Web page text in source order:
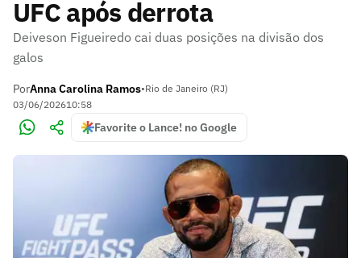
UFC após derrota
Deiveson Figueiredo cai duas posições na divisão dos
galos
PorAnna Carolina Ramos•Rio de Janeiro (RJ)
03/06/202610:58
Favorite o Lance! no Google